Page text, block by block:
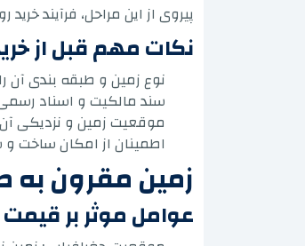
پیروی از این مراحل، فرآیند
نکات مهم قبل از
نوع زمین و طبقه بندی آن
سند مالکیت و اسناد
موقعیت زمین و نزدیکی آن
اطمینان از امکان ساخت
زمین مقرون به
عوامل موثر بر قیمت